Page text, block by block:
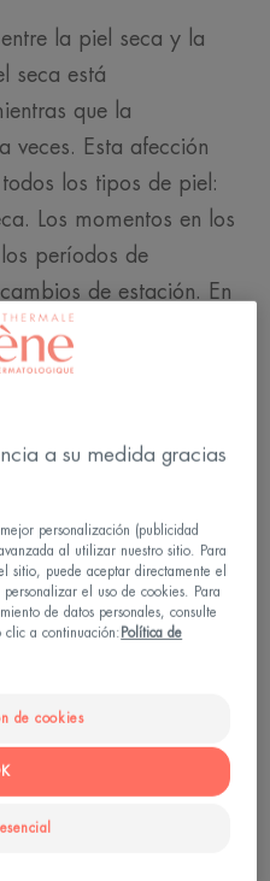
la piel seca y la
seca está
que la
veces. Esta afección
los tipos de piel:
Los momentos en los
períodos de
de estación. En
es especialmente
el frío, el viento y el
frecuente o
a la
puede sentirse
a su medida gracias
personalización (publicidad
al utilizar nuestro sitio. Para
sitio, puede aceptar directamente el
el uso de cookies. Para
de datos personales, consulte
clic a continuación: Política de
de cookies